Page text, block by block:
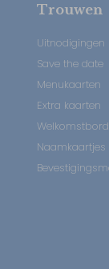
Trouwen
Uitnodigingen
Save the date
Menukaarten
Extra kaarten
Naamkaartjes